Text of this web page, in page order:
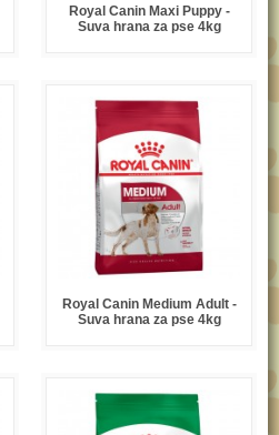
Royal Canin Maxi Puppy -
Suva hrana za pse 4kg
Royal Canin Medium Adult -
Suva hrana za pse 4kg